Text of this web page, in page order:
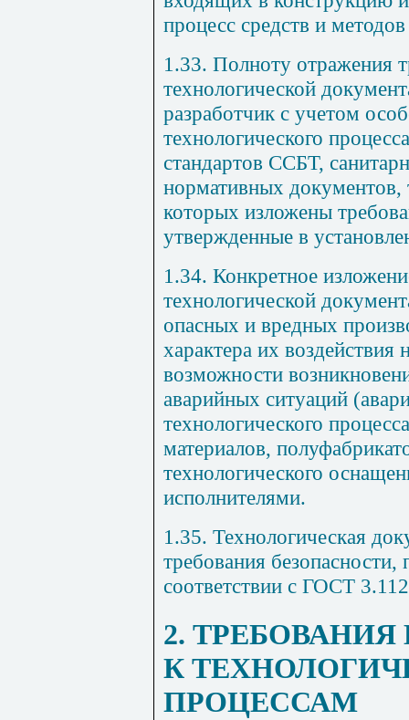
процесс средств и
1.33. Полноту отражения
технологической
разработчик с учетом
технологического
стандартов ССБТ,
нормативных документов,
которых изложены
утвержденные в
1.34. Конкретное
технологической
опасных и вредных
характера их воздействия
возможности
аварийных ситуаций
технологического
материалов,
технологического
исполнителями.
1.35. Технологическая
требования
соответствии с ГОСТ
2.
К
ПРОЦЕССАМ